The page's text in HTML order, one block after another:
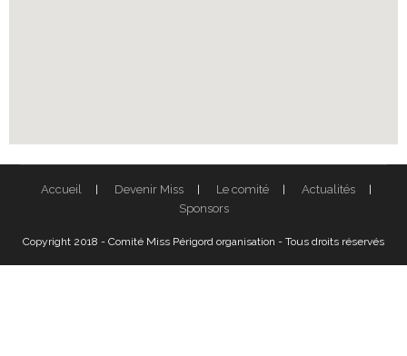
Accueil Devenir Miss Le comité
Actualités
Sponsors
Copyright 2018 - Comité Miss Périgord organisation - Tous droits réservés